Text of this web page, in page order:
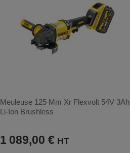
Meuleuse 125 Mm Xr Flexvolt 54V 3Ah
Li-Ion Brushless
1 089,00 €